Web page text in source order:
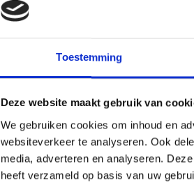
Toestemming
Deze website maakt gebruik van
We gebruiken cookies om inhoud en
websiteverkeer te analyseren. Ook
media, adverteren en analyseren.
heeft verzameld op basis van uw